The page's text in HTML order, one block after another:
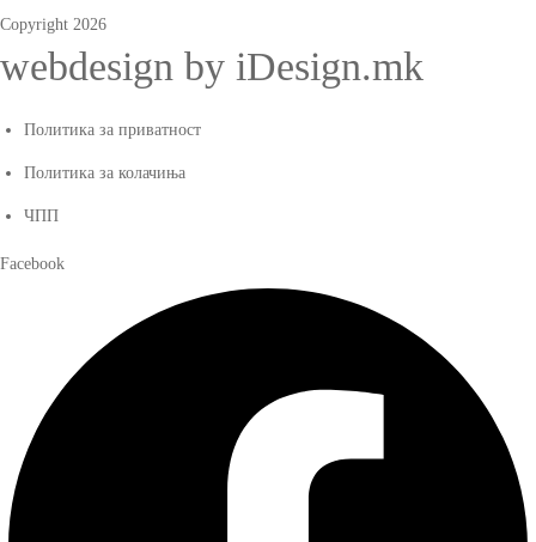
Copyright 2026
webdesign by iDesign.mk
Политика за приватност
Политика за колачиња
ЧПП
Facebook